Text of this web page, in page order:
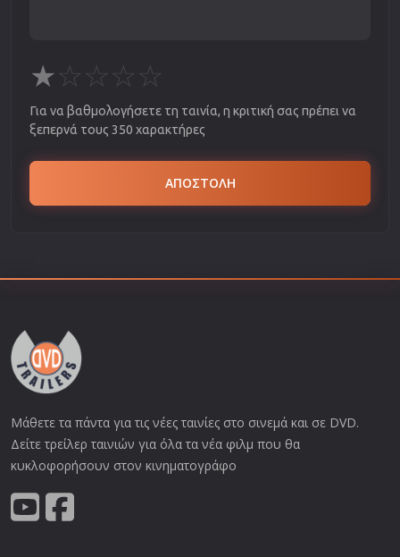
★☆☆☆☆
Για να βαθμολογήσετε τη ταινία, η κριτική σας πρέπει να
ξεπερνά τους 350 χαρακτήρες
ΑΠΟΣΤΟΛΗ
Μάθετε τα πάντα για τις νέες ταινίες στο σινεμά και σε DVD.
Δείτε τρείλερ ταινιών για όλα τα νέα φιλμ που θα
κυκλοφορήσουν στον κινηματογράφο